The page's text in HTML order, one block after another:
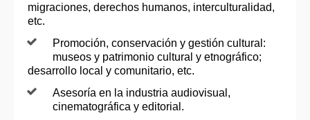
migraciones, derechos humanos, interculturalidad,
etc.
Promoción, conservación y gestión cultural:
museos y patrimonio cultural y etnográfico;
desarrollo local y comunitario, etc.
Asesoría en la industria audiovisual,
cinematográfica y editorial.